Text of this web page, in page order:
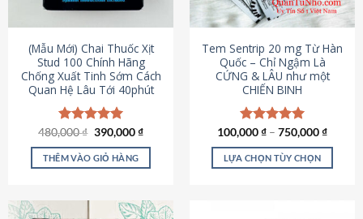
được
chọn
trên
trang
sản
phẩm
có
thể
chọn
trên
trang
sản
phẩm
(Mẫu Mới) Chai Thuốc Xịt
Stud 100 Chính Hãng
Chống Xuất Tinh Sớm Cách
Quan Hệ Lâu Tới 40phút
Được xếp
hạng5.00
5 sao
480,000₫ Giá
là:
480,000 ₫.
390,000₫Giá
tại
THÊM VÀO GIỎ HÀNG
Tem Sentrip 20 mg Từ Hàn
Quốc – Chỉ Ngậm Là
CỨNG & LÂU như một
CHIẾN BINH
Được xếp
hạng5.00
5 sao
100,000₫ – 750,000₫
LỰA CHỌN TÙY CHỌN